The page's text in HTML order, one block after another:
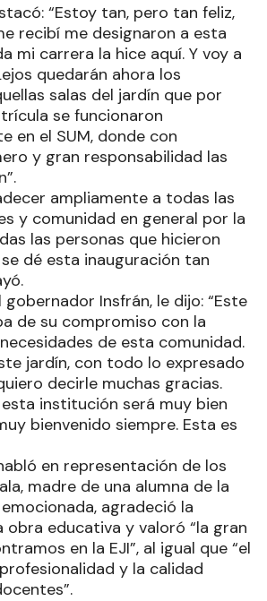
“Estoy tan, pero tan feliz,
recibí me designaron a esta
mi carrera la hice aquí. Y voy a
quedarán ahora los
salas del jardín que por
se funcionaron
en el SUM, donde con
y gran responsabilidad las
ampliamente a todas las
y comunidad en general por la
las personas que hicieron
dé esta inauguración tan
Insfrán, le dijo: “Este
de su compromiso con la
de esta comunidad.
jardín, con todo lo expresado
decirle muchas gracias.
institución será muy bien
bienvenido siempre. Esta es
en representación de los
madre de una alumna de la
agradeció la
obra educativa y valoró “la gran
en la EJI”, al igual que “el
y la calidad